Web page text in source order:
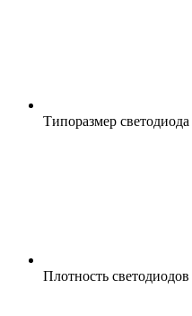
Типоразмер светодиода
Плотность светодиодов